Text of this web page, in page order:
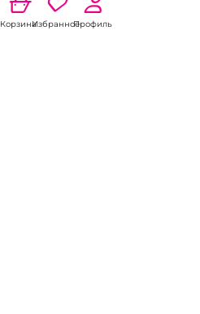
КорзинаИзбранноеПрофиль